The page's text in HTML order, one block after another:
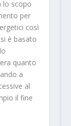
lo scopo
per
così
è basato
quanto
a
al
il fine